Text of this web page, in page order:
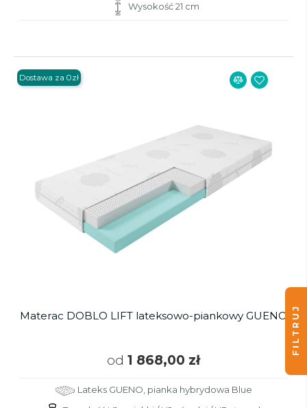
Wysokość 21 cm
Materac DOBLO LIFT lateksowo-piankowy GUENO
od 1 868,00 zł
Lateks GUENO, pianka hybrydowa Blue
Dostawa za 0zł
FILTRUJ